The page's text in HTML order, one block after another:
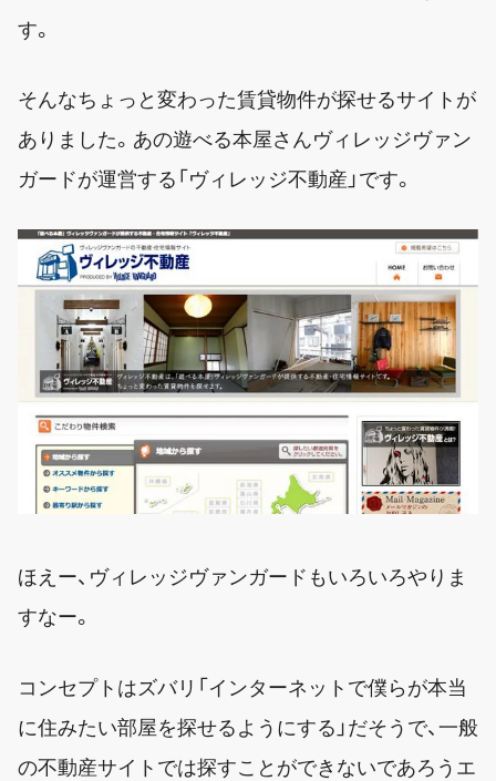
す。
そんなちょっと変わった賃貸物件が探せるサイトが
ありました。あの遊べる本屋さんヴィレッジヴァン
ガードが運営する「ヴィレッジ不動産」です。
ほえー、ヴィレッジヴァンガードもいろいろやりま
すなー。
コンセプトはズバリ「インターネットで僕らが本当
に住みたい部屋を探せるようにする」だそうで、一般
の不動産サイトでは探すことができないであろうエ